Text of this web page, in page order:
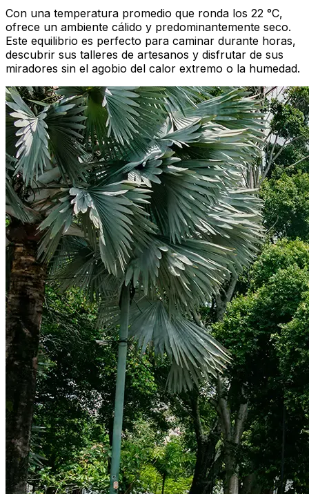
Con una temperatura promedio que ronda los 22 °C,
ofrece un ambiente cálido y predominantemente seco.
Este equilibrio es perfecto para caminar durante horas,
descubrir sus talleres de artesanos y disfrutar de sus
miradores sin el agobio del calor extremo o la humedad.